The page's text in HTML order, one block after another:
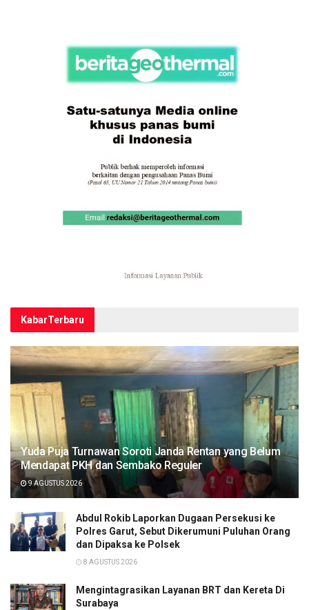
KabarTerbaru
Yuda Puja Turnawan Soroti Janda Rentan yang Belum
Mendapat PKH dan Sembako Reguler
9 AGUSTUS 2026
Abdul Rokib Laporkan Dugaan Persekusi ke
Polres Garut, Sebut Dikerumuni Puluhan Orang
dan Dipaksa ke Polsek
8 AGUSTUS 2026
Mengintagrasikan Layanan BRT dan Kereta Di
Surabaya